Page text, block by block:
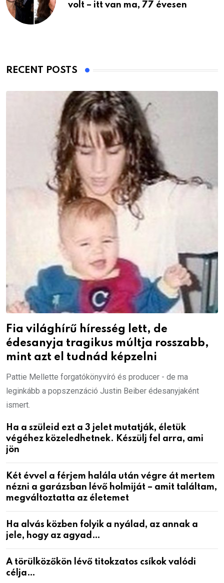
volt – itt van ma, 77 évesen
RECENT POSTS
Fia világhírű híresség lett, de
édesanyja tragikus múltja rosszabb,
mint azt el tudnád képzelni
Pattie Mellette forgatókönyvíró és producer - de ma
leginkább a popszenzáció Justin Beiber édesanyjaként
ismert.
Ha a szüleid ezt a 3 jelet mutatják, életük
végéhez közeledhetnek. Készülj fel arra, ami
jön
Két évvel a férjem halála után végre át mertem
nézni a garázsban lévő holmiját – amit találtam,
megváltoztatta az életemet
Ha alvás közben folyik a nyálad, az annak a
jele, hogy az agyad…
A törülközőkön lévő titokzatos csíkok valódi
célja…